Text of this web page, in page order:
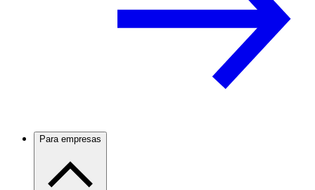
Para empresas